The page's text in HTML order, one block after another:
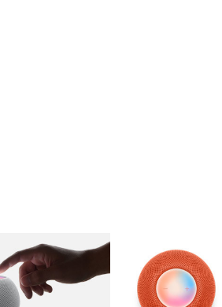
图库 图像 图库 图像